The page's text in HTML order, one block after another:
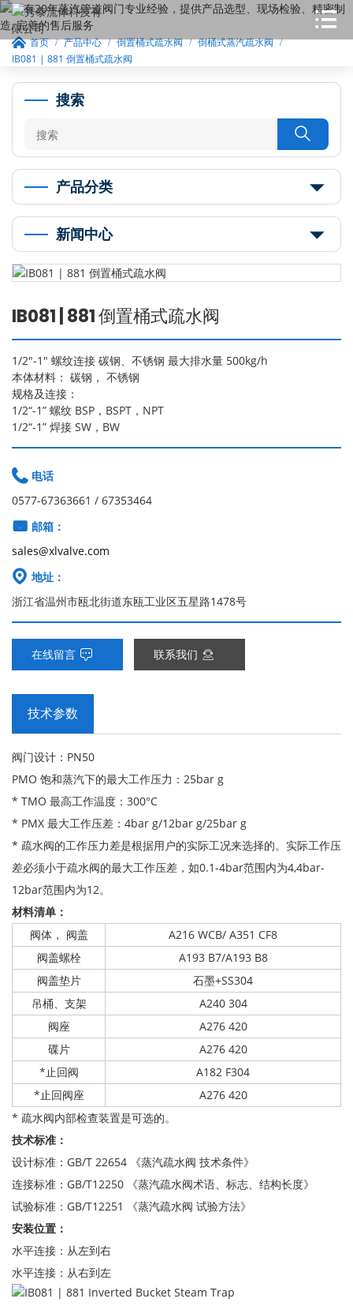
首页 产品中心 倒置桶式疏水阀
倒桶式蒸汽疏水阀
IB081 | 881 倒置桶式疏水阀
搜索

产品分类
新闻中心
IB081 | 881 倒置桶式疏水阀
1/2"-1" 螺纹连接 碳钢、不锈钢 最大排水量 500kg/h
本体材料： 碳钢， 不锈钢
规格及连接：
1/2“-1” 螺纹 BSP，BSPT，NPT
1/2“-1” 焊接 SW，BW
 电话
0577-67363661 / 67353464
 邮箱：
sales@xlvalve.com
 地址：
浙江省温州市瓯北街道东瓯工业区五星路1478号
在线留言  联系我们 
技术参数
阀门设计：PN50
PMO 饱和蒸汽下的最大工作压力：25bar g
* TMO 最高工作温度：300°C
* PMX 最大工作压差：4bar g/12bar g/25bar g
* 疏水阀的工作压力差是根据用户的实际工况来选择的。实际工作压
差必须小于疏水阀的最大工作压差，如0.1-4bar范围内为4,4bar-
12bar范围内为12。
材料清单：
阀体， 阀盖
A216 WCB/ A351 CF8
阀盖螺栓
A193 B7/A193 B8
阀盖垫片
石墨+SS304
吊桶、支架
A240 304
阀座
A276 420
碟片
A276 420
*止回阀
A182 F304
*止回阀座
A276 420
* 疏水阀内部检查装置是可选的。
技术标准：
设计标准：GB/T 22654 《蒸汽疏水阀 技术条件》
连接标准：GB/T12250 《蒸汽疏水阀术语、标志、结构长度》
试验标准：GB/T12251 《蒸汽疏水阀 试验方法》
安装位置：
水平连接：从左到右
水平连接：从右到左